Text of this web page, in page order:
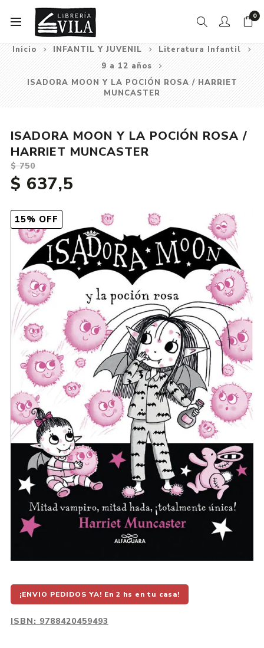
0
Inicio INFANTIL Y JUVENIL
Literatura Infantil
9 a 12 años
ISADORA MOON Y LA POCIÓN ROSA / HARRIET
MUNCASTER
15% OFF
ISADORA MOON Y LA POCIÓN ROSA /
HARRIET MUNCASTER
$ 750
$ 637,5
¡ENVIO PEDIDOS YA! En 2 hs en tu casa!
ISBN: 9788420459493